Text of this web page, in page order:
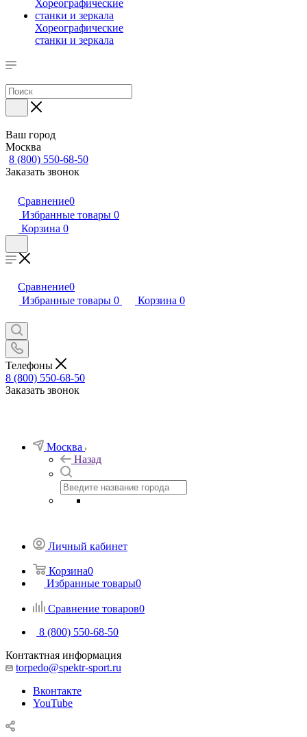
Хореографические
станки и зеркала
Ваш город
Москва
8 (800) 550-68-50
Заказать звонок
Сравнение0
Избранные товары 0
Корзина 0
Сравнение0
Избранные товары 0 Корзина 0
Телефоны
8 (800) 550-68-50
Заказать звонок
Москва
Назад
Личный кабинет
Корзина0
Избранные товары0
Сравнение товаров0
8 (800) 550-68-50
Контактная информация
torpedo@spektr-sport.ru
Вконтакте
YouTube